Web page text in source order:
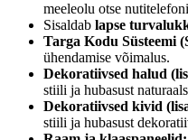
meeleolu otse
Sisaldab lapse
Targa Kodu Süsteemi
ühendamise võimalus.
Dekoratiivsed halud
stiili ja hubasust
Dekoratiivsed kivid
stiili ja hubasust